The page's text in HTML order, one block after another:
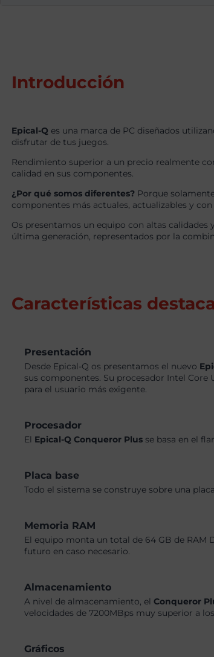
Introducción
Epical-Q es una marca de PC diseñados
disfrutar de tus juegos.
Rendimiento superior a un precio realmente
calidad en sus componentes.
¿Por qué somos diferentes? Porque
componentes más actuales, actualizables y
Os presentamos un equipo con altas
última generación, representados por la
Características
Presentación
Desde Epical-Q os presentamos el nuevo
sus componentes. Su procesador Intel Core
para el usuario más exigente.
Procesador
El Epical-Q Conqueror Plus se basa en el
Placa base
Todo el sistema se construye sobre una
Memoria RAM
El equipo monta un total de 64 GB de RAM
futuro en caso necesario.
Almacenamiento
A nivel de almacenamiento, elConqueror
velocidades de 7200MBps muy superior a
Gráficos